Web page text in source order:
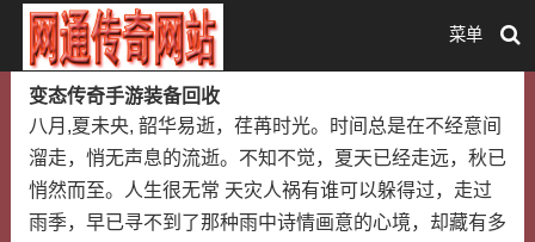
菜单
变态传奇手游装备回收
八月,夏未央, 韶华易逝，荏苒时光。时间总是在不经意间
溜走，悄无声息的流逝。不知不觉，夏天已经走远，秋已
悄然而至。人生很无常 天灾人祸有谁可以躲得过，走过
雨季，早已寻不到了那种雨中诗情画意的心境，却藏有多